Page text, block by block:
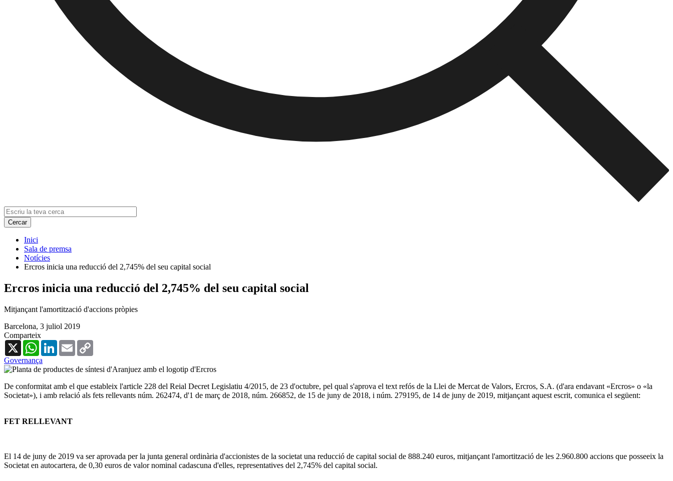
Inici
Sala de premsa
Notícies
Ercros inicia una reducció del 2,745% del seu capital social
Ercros inicia una reducció del 2,745% del seu capital social
Mitjançant l'amortització d'accions pròpies
Barcelona, 3 juliol 2019
Comparteix
X
WhatsAppLinkedInEmail
Governança
De conformitat amb el que estableix l'article 228 del Reial Decret Legislatiu 4/2015, de 23 d'octubre, pel qual s'aprova el text refós de la Llei de Mercat de Valors, Ercros, S.A. (d'ara endavant «Ercros» o «la
Societat»), i amb relació als fets rellevants núm. 262474, d'1 de març de 2018, núm. 266852, de 15 de juny de 2018, i núm. 279195, de 14 de juny de 2019, mitjançant aquest escrit, comunica el següent:
FET RELLEVANT
El 14 de juny de 2019 va ser aprovada per la junta general ordinària d'accionistes de la societat una reducció de capital social de 888.240 euros, mitjançant l'amortització de les 2.960.800 accions que posseeix la
Societat en autocartera, de 0,30 euros de valor nominal cadascuna d'elles, representatives del 2,745% del capital social.